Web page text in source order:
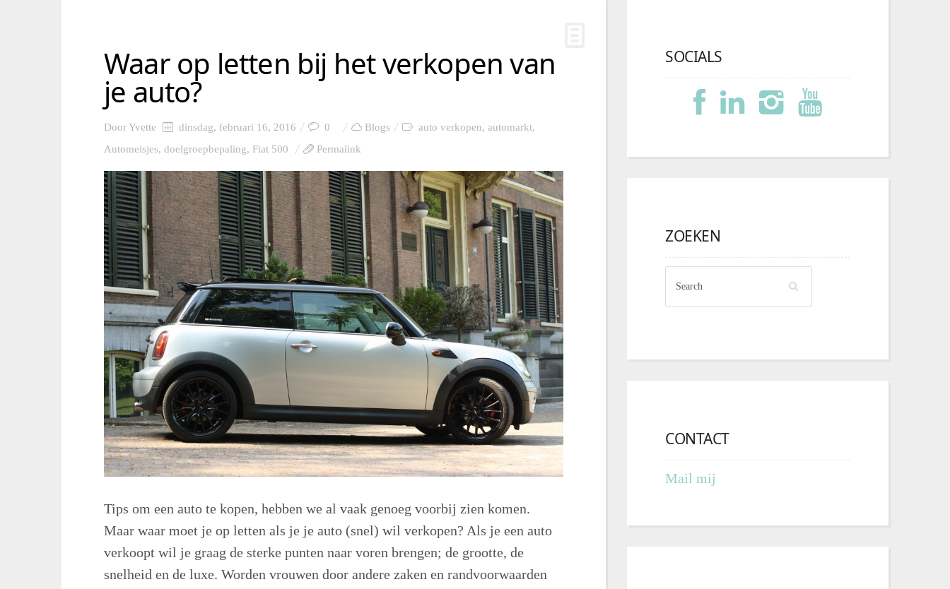
Waar op letten bij het verkopen van
je auto?
DoorYvette dinsdag, februari 16, 2016 0 Blogs auto verkopen, automarkt,
Automeisjes, doelgroepbepaling, Fiat 500 Permalink
Tips om een auto te kopen, hebben we al vaak genoeg voorbij zien komen.
Maar waar moet je op letten als je je auto (snel) wil verkopen? Als je een auto
verkoopt wil je graag de sterke punten naar voren brengen; de grootte, de
snelheid en de luxe. Worden vrouwen door andere zaken en randvoorwaarden
SOCIALS
ZOEKEN
CONTACT
Mail mij